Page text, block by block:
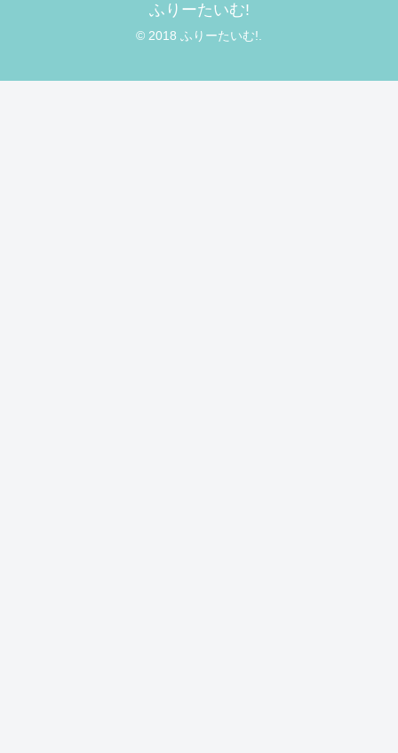
ふりーたいむ!
© 2018 ふりーたいむ!.